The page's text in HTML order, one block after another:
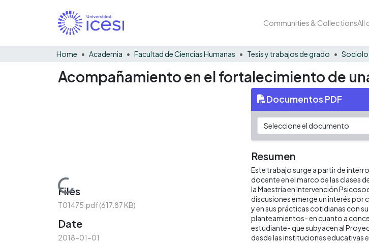
Communities & CollectionsAll
Home Academia Facultad de Ciencias Humanas Tesis y trabajos de grado
Acompañamiento en el fortalecimiento de
Loading...
Files
T01475.pdf(617.87 KB)
Date
2018-01-01
Documentos PDF
Resumen
Este trabajo surge a partir de
docente en el marco de las clases
la Maestría en Intervención
discusiones emerge un interés por
y en sus prácticas cotidianas con
planteamientos- en cuanto a
estudiante- que subyacen al
desde las instituciones educativas